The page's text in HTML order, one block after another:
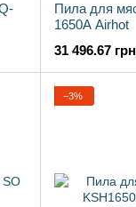
Пила для
1650A Airhot
31 496.67 грн
−3%